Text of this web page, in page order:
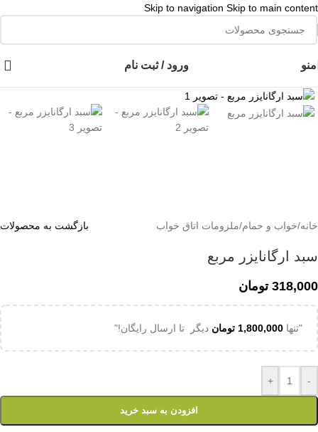
Skip to navigation Skip to main content
منو ورود / ثبت نام
خانه/خواب و حمام/ملزومات اتاق خواب بازگشت به محصولات
سبد ارگانایزر مربع
318,000 تومان
"تنها 1,800,000 تومان دیگر تا ارسال رایگان!"
-
+
افزودن به سبد خرید